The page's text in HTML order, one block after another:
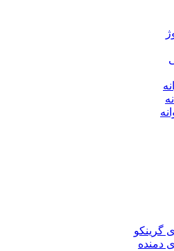
گرینکو
دمنده